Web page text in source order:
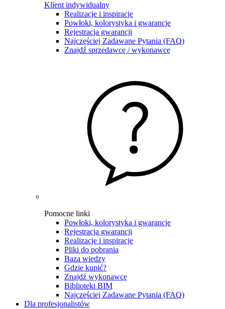
Klient indywidualny
Realizacje i inspiracje
Powłoki, kolorystyka i gwarancje
Rejestracja gwarancji
Najczęściej Zadawane Pytania (FAQ)
Znajdź sprzedawcę / wykonawcę
Pomocne linki
Powłoki, kolorystyka i gwarancje
Rejestracja gwarancji
Realizacje i inspiracje
Pliki do pobrania
Baza wiedzy
Gdzie kupić?
Znajdź wykonawcę
Biblioteki BIM
Najczęściej Zadawane Pytania (FAQ)
Dla profesjonalistów